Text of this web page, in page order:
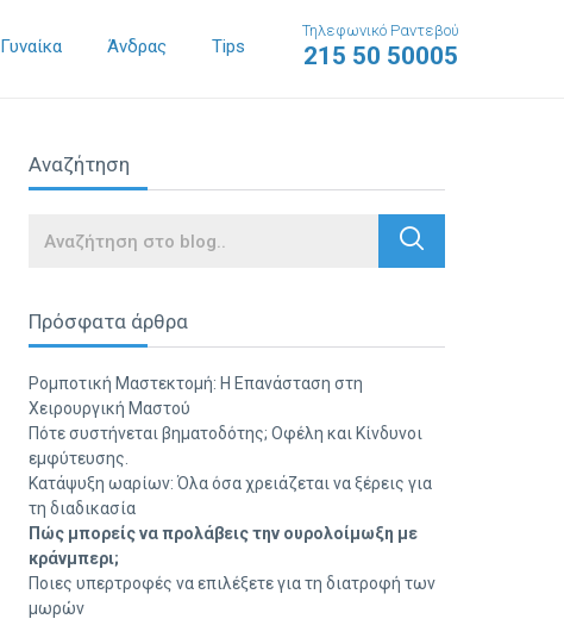
Γυναίκα Άνδρας Tips
Τηλεφωνικό Ραντεβού
215 50 50005
Αναζήτηση
Search
Πρόσφατα άρθρα
Ρομποτική Μαστεκτομή: Η Επανάσταση στη
Χειρουργική Μαστού
Πότε συστήνεται βηματοδότης; Οφέλη και Κίνδυνοι
εμφύτευσης.
Κατάψυξη ωαρίων: Όλα όσα χρειάζεται να ξέρεις για
τη διαδικασία
Πώς μπορείς να προλάβεις την ουρολοίμωξη με
κράνμπερι;
Ποιες υπερτροφές να επιλέξετε για τη διατροφή των
μωρών